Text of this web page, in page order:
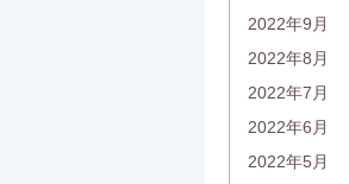
2022年9月
2022年8月
2022年7月
2022年6月
2022年5月